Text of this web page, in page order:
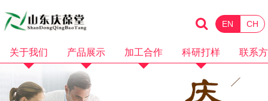
CH
EN
关于我们 产品展示
化妆品
加工合作 科研打样 联系